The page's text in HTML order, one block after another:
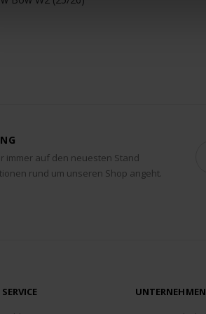
immer auf den neuesten Stand
rund um unseren Shop angeht.
SERVICE
UNTERNEHMEN